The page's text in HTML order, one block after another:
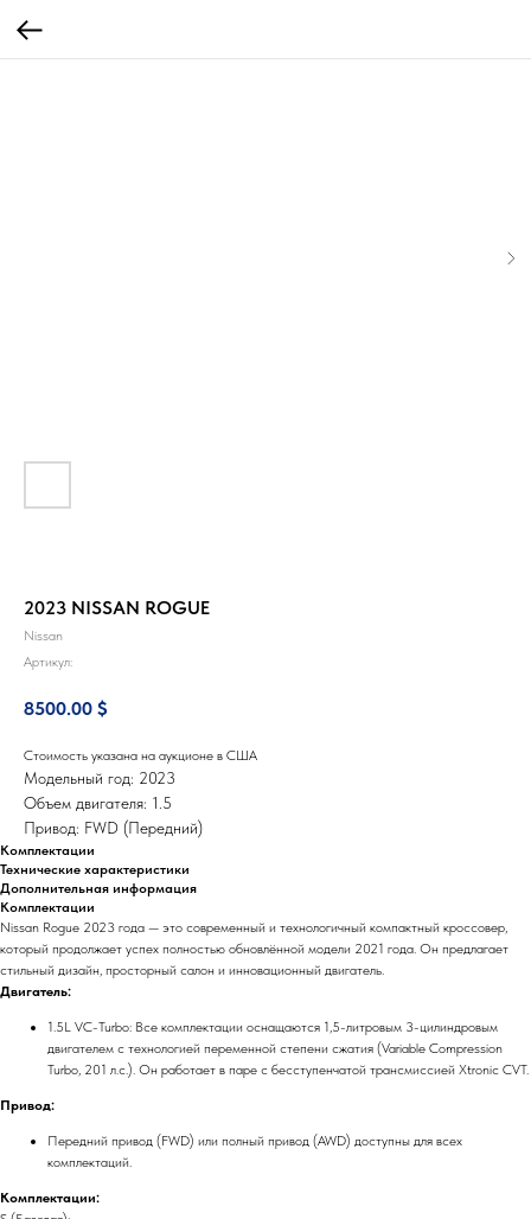
2023 NISSAN ROGUE
Nissan
Артикул:
8500.00 $
Стоимость указана на аукционе в США
Модельный год: 2023
Объем двигателя: 1.5
Привод: FWD (Передний)
Комплектации
Технические характеристики
Дополнительная информация
Комплектации
Nissan Rogue 2023 года — это современный и технологичный компактный кроссовер,
который продолжает успех полностью обновлённой модели 2021 года. Он предлагает
стильный дизайн, просторный салон и инновационный двигатель.
Двигатель:
1.5L VC-Turbo: Все комплектации оснащаются 1,5-литровым 3-цилиндровым
двигателем с технологией переменной степени сжатия (Variable Compression
Turbo, 201 л.с.). Он работает в паре с бесступенчатой трансмиссией Xtronic CVT.
Привод:
Передний привод (FWD) или полный привод (AWD) доступны для всех
комплектаций.
Комплектации: